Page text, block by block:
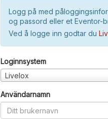
Logg på med
og passord eller et Eventor-
Ved å logge inn godtar du
Loginnsystem
Livelox
Användarnamn